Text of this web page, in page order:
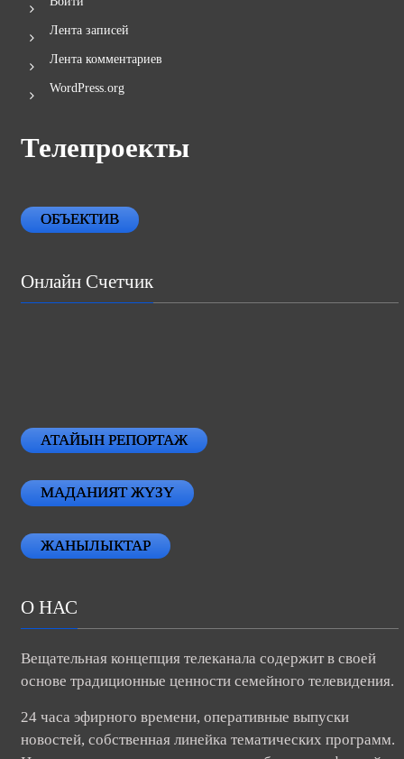
Лента записей
Лента комментариев
WordPress.org
Телепроекты
ОБЪЕКТИВ
Онлайн Счетчик
АТАЙЫН РЕПОРТАЖ
МАДАНИЯТ ЖҮЗҮ
ЖАНЫЛЫКТАР
О НАС
Вещательная концепция телеканала содержит в своей
основе традиционные ценности семейного телевидения.
24 часа эфирного времени, оперативные выпуски
новостей, собственная линейка тематических программ.